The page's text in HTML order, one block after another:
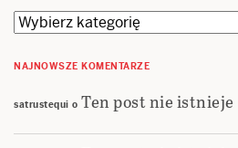
Kategorie
NAJNOWSZE KOMENTARZE
satrustequi o Ten post nie istnieje